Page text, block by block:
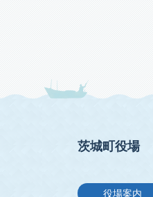
茨城町役場
役場案内